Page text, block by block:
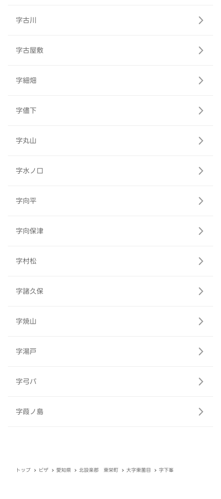
字古川
字古屋敷
字細畑
字儘下
字丸山
字水ノ口
字向平
字向保津
字村松
字諸久保
字焼山
字湯戸
字弓バ
字葭ノ島
トップ ピザ 愛知県 北設楽郡 東栄町 大字東薗目 字下峯